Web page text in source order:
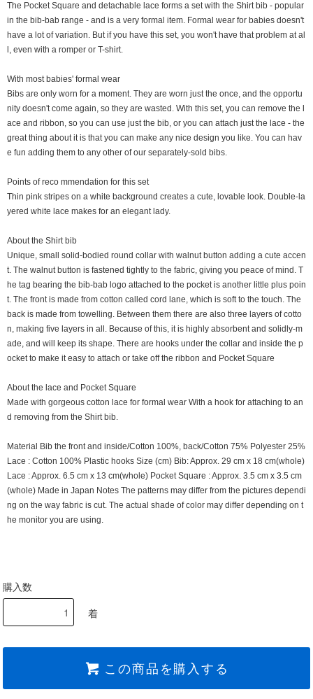
The Pocket Square and detachable lace forms a set with the Shirt bib - popular
in the bib-bab range - and is a very formal item. Formal wear for babies doesn't
have a lot of variation. But if you have this set, you won't have that problem at al
l, even with a romper or T-shirt.
With most babies' formal wear
Bibs are only worn for a moment. They are worn just the once, and the opportu
nity doesn't come again, so they are wasted. With this set, you can remove the l
ace and ribbon, so you can use just the bib, or you can attach just the lace - the
great thing about it is that you can make any nice design you like. You can hav
e fun adding them to any other of our separately-sold bibs.
Points of reco mmendation for this set
Thin pink stripes on a white background creates a cute, lovable look. Double-la
yered white lace makes for an elegant lady.
About the Shirt bib
Unique, small solid-bodied round collar with walnut button adding a cute accen
t. The walnut button is fastened tightly to the fabric, giving you peace of mind. T
he tag bearing the bib-bab logo attached to the pocket is another little plus poin
t. The front is made from cotton called cord lane, which is soft to the touch. The
back is made from towelling. Between them there are also three layers of cotto
n, making five layers in all. Because of this, it is highly absorbent and solidly-m
ade, and will keep its shape. There are hooks under the collar and inside the p
ocket to make it easy to attach or take off the ribbon and Pocket Square
About the lace and Pocket Square
Made with gorgeous cotton lace for formal wear With a hook for attaching to an
d removing from the Shirt bib.
Material Bib the front and inside/Cotton 100%, back/Cotton 75% Polyester 25%
Lace : Cotton 100% Plastic hooks Size (cm) Bib: Approx. 29 cm x 18 cm(whole)
Lace : Approx. 6.5 cm x 13 cm(whole) Pocket Square : Approx. 3.5 cm x 3.5 cm
(whole) Made in Japan Notes The patterns may differ from the pictures dependi
ng on the way fabric is cut. The actual shade of color may differ depending on t
he monitor you are using.
購入数
着
この商品を購入する